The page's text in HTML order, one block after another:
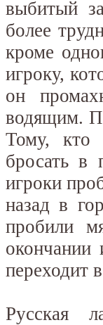
выбитый
более
кроме
игроку,
он
водящим.
Тому, кто
бросать в
игроки
назад в
пробили
окончании
переходит
Русская